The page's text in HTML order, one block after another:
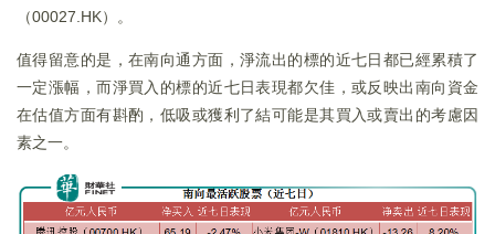
（00027.HK）。
值得留意的是，在南向通方面，淨流出的標的近七日都已經累積了
一定漲幅，而淨買入的標的近七日表現都欠佳，或反映出南向資金
在估值方面有斟酌，低吸或獲利了結可能是其買入或賣出的考慮因
素之一。